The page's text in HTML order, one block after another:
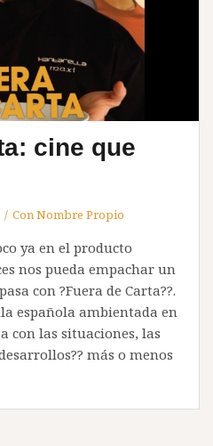
cine que
Con Nombre Propio
ya en el producto
nos pueda empachar un
con ?Fuera de Carta??.
española ambientada en
con las situaciones, las
más o menos